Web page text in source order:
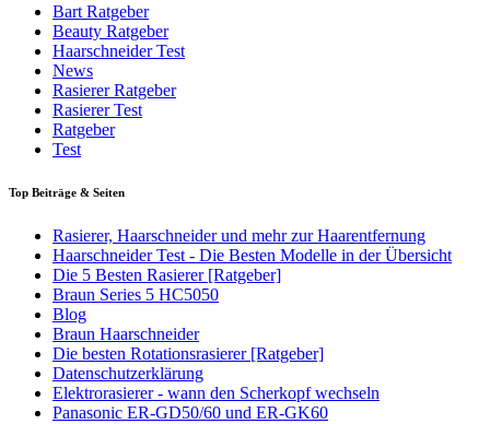
Bart Ratgeber
Beauty Ratgeber
Haarschneider Test
News
Rasierer Ratgeber
Rasierer Test
Ratgeber
Test
Top Beiträge & Seiten
Rasierer, Haarschneider und mehr zur Haarentfernung
Haarschneider Test - Die Besten Modelle in der Übersicht
Die 5 Besten Rasierer [Ratgeber]
Braun Series 5 HC5050
Blog
Braun Haarschneider
Die besten Rotationsrasierer [Ratgeber]
Datenschutzerklärung
Elektrorasierer - wann den Scherkopf wechseln
Panasonic ER-GD50/60 und ER-GK60